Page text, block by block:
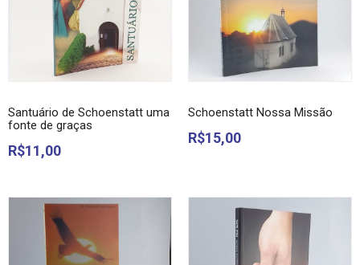
Santuário de Schoenstatt uma
fonte de graças
R$11,00
Schoenstatt Nossa Missão
R$15,00